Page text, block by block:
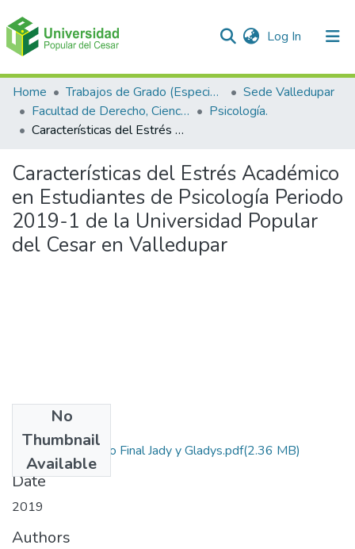
Log In (current)
Communities & Collections
All of DSpace
Home Trabajos de Grado (Especializaciones y Pregrados)
Sede Valledupar
Facultad de Derecho, Ciencias Políticas y Sociales.
Psicología.
Características del Estrés Académico en Estudiantes de Psicología Periodo 2019-1 de la Universidad Popular del Cesar en Valledupar
Características del Estrés Académico
en Estudiantes de Psicología Periodo
2019-1 de la Universidad Popular
del Cesar en Valledupar
No
Thumbnail
Available
Proyecto de Grado Final Jady y Gladys.pdf(2.36 MB)
Date
2019
Authors